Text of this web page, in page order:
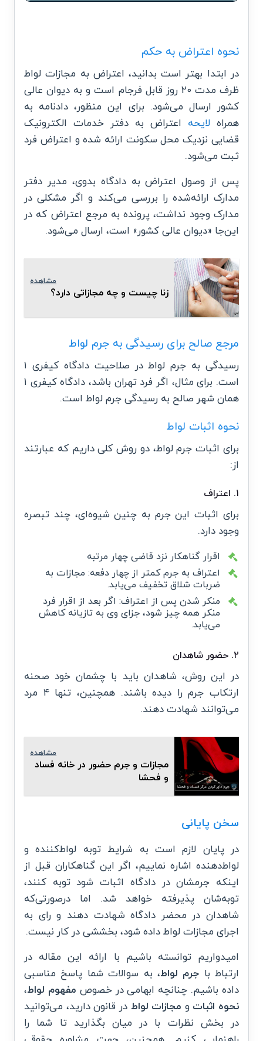
نحوه اعتراض به حکم
در ابتدا بهتر است بدانید، اعتراض به مجازات لواط
ظرف مدت ۲۰ روز قابل فرجام است و به دیوان عالی
کشور ارسال می‌شود. برای این منظور، دادنامه به
همراهلایحه اعتراض به دفتر خدمات الکترونیک
قضایی نزدیک محل سکونت ارائه شده و اعتراض فرد
ثبت می‌شود.
پس از وصول اعتراض به دادگاه بدوی، مدیر دفتر
مدارک ارائه‌شده را بررسی می‌کند و اگر مشکلی در
مدارک وجود نداشت، پرونده به مرجع اعتراض که در
این‌جا‌ «دیوان عالی کشور» است، ارسال می‌شود.
مشاهده
زنا چیست و چه مجازاتی دارد؟
مرجع صالح برای رسیدگی به جرم لواط
رسیدگی به جرم لواط در صلاحیت دادگاه کیفری ۱
است. برای مثال، اگر فرد تهران باشد، دادگاه کیفری ۱
همان شهر صالح به رسیدگی جرم لواط است.
نحوه اثبات لواط
برای اثبات جرم لواط، دو روش کلی داریم که عبارتند
از:
۱. اعتراف
برای اثبات این جرم به چنین شیوه‌ای، چند تبصره
وجود دارد.
اقرار گناهکار نزد قاضی چهار مرتبه
اعتراف به جرم کمتر از چهار دفعه: مجازات به
ضربات شلاق تخفیف می‌یابد.
منکر شدن پس از اعتراف: اگر بعد از اقرار فرد
منکر همه چیز شود، جزای وی به تازیانه کاهش
می‌یابد.
۲. حضور شاهدان
در این روش، شاهدان باید با چشمان خود صحنه
ارتکاب جرم را دیده باشند. همچنین، تنها ۴ مرد
می‌توانند شهادت دهند.
مشاهده
مجازات و جرم حضور در خانه فساد
و فحشا
سخن پایانی
در پایان لازم است به شرایط توبه لواط‌کننده و
لواط‌دهنده اشاره نماییم، اگر این گناهکاران قبل از
اینکه جرمشان در دادگاه اثبات شود توبه کنند،
توبه‌شان پذیرفته خواهد شد. اما درصورتی‌که
شاهدان در محضر دادگاه شهادت دهند و رای به
اجرای مجازات لواط داده شود، بخششی در کار نیست.
امیدواریم توانسته باشیم با ارائه این مقاله در
ارتباط با جرم لواط، به سوالات شما پاسخ مناسبی
داده باشیم. چنانچه ابهامی در خصوص مفهوم لواط،
نحوه اثبات و مجازات لواط در قانون دارید، می‌توانید
در بخش نظرات با در میان بگذارید تا شما را